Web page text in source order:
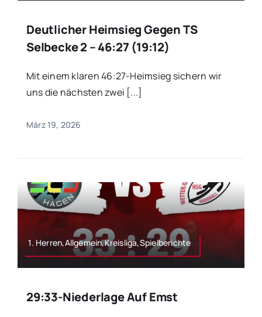
Deutlicher Heimsieg Gegen TS
Selbecke 2 – 46:27 (19:12)
Mit einem klaren 46:27-Heimsieg sichern wir
uns die nächsten zwei [...]
März 19, 2026
1. Herren,Allgemein,Kreisliga,Spielberichte
29:33-Niederlage Auf Emst